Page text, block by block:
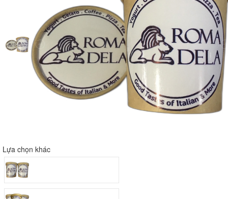
Lựa chọn khác